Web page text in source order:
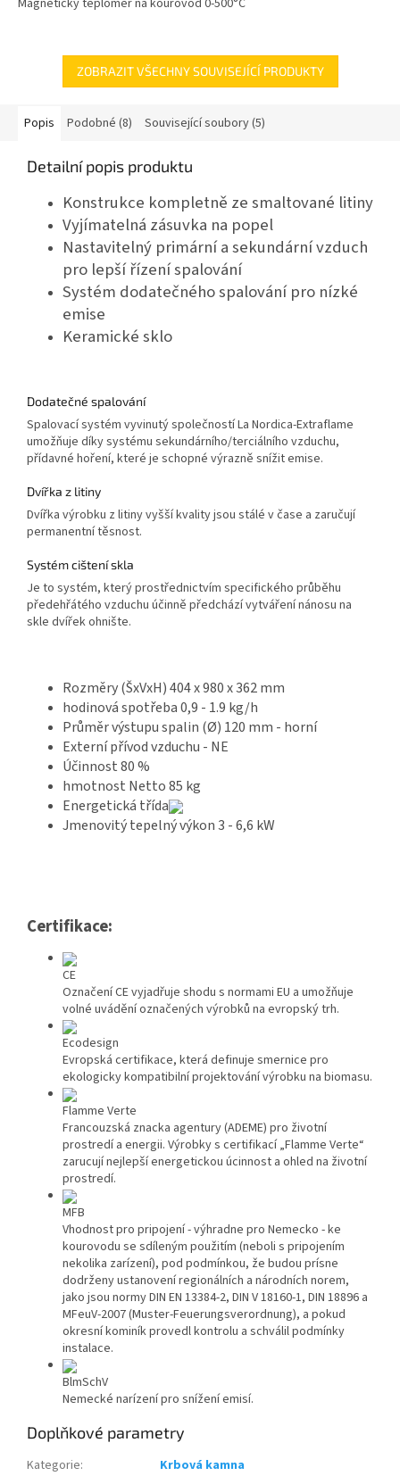
Magnetický teploměr na kouřovod 0-500°C
ZOBRAZIT VŠECHNY SOUVISEJÍCÍ PRODUKTY
Popis Podobné (8) Související soubory (5)
Detailní popis produktu
Konstrukce kompletně ze smaltované litiny
Vyjímatelná zásuvka na popel
Nastavitelný primární a sekundární vzduch
pro lepší řízení spalování
Systém dodatečného spalování pro nízké
emise
Keramické sklo
Dodatečné spalování
Spalovací systém vyvinutý společností La Nordica-Extraflame
umožňuje díky systému sekundárního/terciálního vzduchu,
přídavné hoření, které je schopné výrazně snížit emise.
Dvířka z litiny
Dvířka výrobku z litiny vyšší kvality jsou stálé v čase a zaručují
permanentní těsnost.
Systém cištení skla
Je to systém, který prostřednictvím specifického průběhu
předehřátého vzduchu účinně předchází vytváření nánosu na
skle dvířek ohnište.
Rozměry (ŠxVxH) 404 x 980 x 362 mm
hodinová spotřeba 0,9 - 1.9 kg/h
Průměr výstupu spalin (Ø) 120 mm - horní
Externí přívod vzduchu - NE
Účinnost 80 %
hmotnost Netto 85 kg
Energetická třída
Jmenovitý tepelný výkon 3 - 6,6 kW
Certifikace:
CE
Označení CE vyjadřuje shodu s normami EU a umožňuje
volné uvádění označených výrobků na evropský trh.
Ecodesign
Evropská certifikace, která definuje smernice pro
ekologicky kompatibilní projektování výrobku na biomasu.
Flamme Verte
Francouzská znacka agentury (ADEME) pro životní
prostredí a energii. Výrobky s certifikací „Flamme Verte“
zarucují nejlepší energetickou úcinnost a ohled na životní
prostredí.
MFB
Vhodnost pro pripojení - výhradne pro Nemecko - ke
kourovodu se sdíleným použitím (neboli s pripojením
nekolika zarízení), pod podmínkou, že budou prísne
dodrženy ustanovení regionálních a národních norem,
jako jsou normy DIN EN 13384-2, DIN V 18160-1, DIN 18896 a
MFeuV-2007 (Muster-Feuerungsverordnung), a pokud
okresní kominík provedl kontrolu a schválil podmínky
instalace.
BlmSchV
Nemecké narízení pro snížení emisí.
Doplňkové parametry
Kategorie:
Krbová kamna